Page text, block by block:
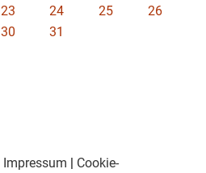
23 24 25
26
30
31
Impressum | Cookie-